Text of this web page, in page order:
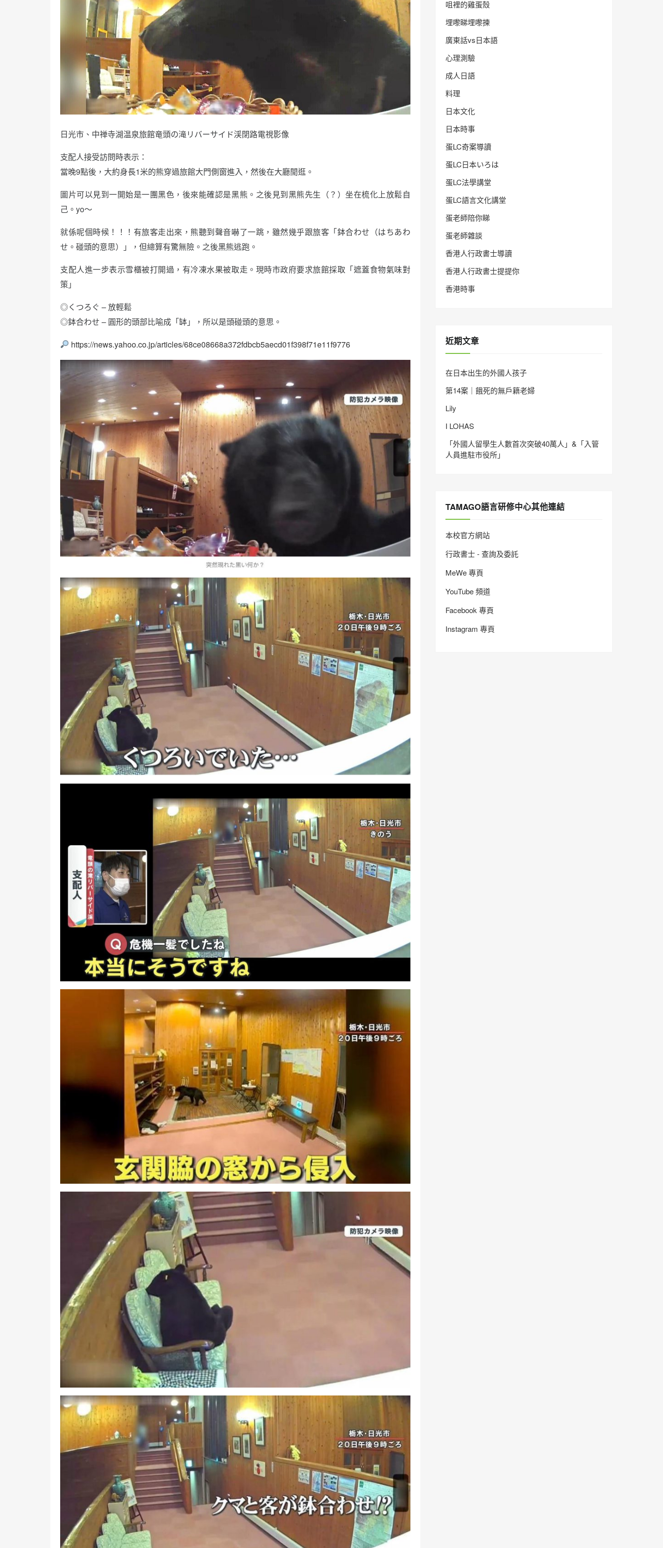
日光市、中禅寺湖温泉旅館竜頭の滝リバーサイド渓閉路電視影像
支配人接受訪問時表示：
當晚9點後，大約身長1米的熊穿過旅館大門側窗進入，然後在大廳閒逛。
圖片可以見到一開始是一團黑色，後來能確認是黑熊。之後見到黑熊先生（？）坐在梳化上放鬆自
己。yo～
就係呢個時候！！！有旅客走出來，熊聽到聲音嚇了一跳，雖然幾乎跟旅客「鉢合わせ（はちあわ
せ。碰頭的意思）」，但總算有驚無險。之後黑熊逃跑。
支配人進一步表示雪櫃被打開過，有冷凍水果被取走。現時市政府要求旅館採取「遮蓋食物氣味對
策」
◎くつろぐ – 放輕鬆
◎鉢合わせ – 圓形的頭部比喻成「缽」，所以是頭碰頭的意思。
https://news.yahoo.co.jp/articles/68ce08668a372fdbcb5aecd01f398f71e11f9776
咀裡的雞蛋殼
埋嚟睇埋嚟揀
廣東話vs日本語
心理測驗
成人日語
料理
日本文化
日本時事
蛋LC奇案導讀
蛋LC日本いろは
蛋LC法學講堂
蛋LC語言文化講堂
蛋老師陪你睇
蛋老師雜談
香港人行政書士導讀
香港人行政書士提提你
香港時事
近期文章
在日本出生的外國人孩子
第14案｜餓死的無戶籍老婦
Lily
I LOHAS
「外國人留學生人數首次突破40萬人」&「入管
人員進駐市役所」
TAMAGO語言研修中心其他連結
本校官方網站
行政書士 - 查詢及委託
MeWe 專頁
YouTube 頻道
Facebook 專頁
Instagram 專頁